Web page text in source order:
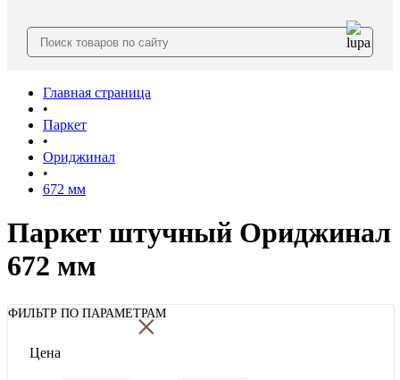
Главная страница
•
Паркет
•
Ориджинал
•
672 мм
Паркет штучный Ориджинал
672 мм
ФИЛЬТР ПО ПАРАМЕТРАМ
×
Цена